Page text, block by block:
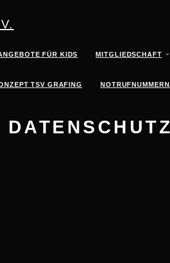
FÜR KIDS MITGLIEDSCHAFT
TSV GRAFING